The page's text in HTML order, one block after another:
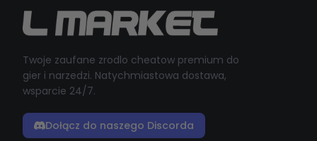
Twoje zaufane zrodlo cheatow premium do
gier i narzedzi. Natychmiastowa dostawa,
wsparcie 24/7.
Dołącz do naszego Discorda